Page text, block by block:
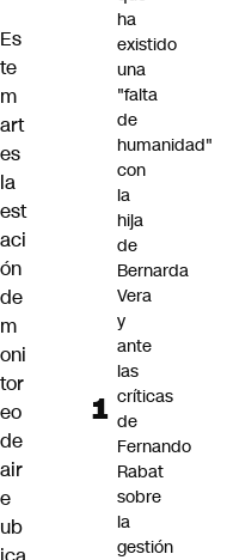
Es
te
m
art
es
la
est
aci
ón
de
m
oni
tor
eo
de
air
e
ub
ha
existido
una
"falta
de
humanidad"
con
la
hija
de
Bernarda
Vera
y
ante
las
críticas
de
Fernando
Rabat
sobre
la
gestión